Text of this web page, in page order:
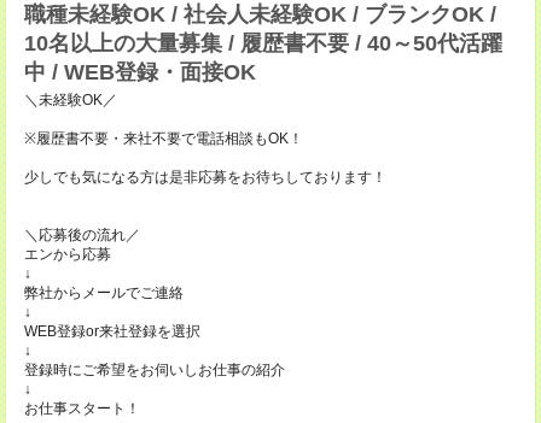
職種未経験OK / 社会人未経験OK / ブランクOK /
10名以上の大量募集 / 履歴書不要 / 40～50代活躍
中 / WEB登録・面接OK
＼未経験OK／
※履歴書不要・来社不要で電話相談もOK！
少しでも気になる方は是非応募をお待ちしております！
＼応募後の流れ／
エンから応募
↓
弊社からメールでご連絡
↓
WEB登録or来社登録を選択
↓
登録時にご希望をお伺いしお仕事の紹介
↓
お仕事スタート！